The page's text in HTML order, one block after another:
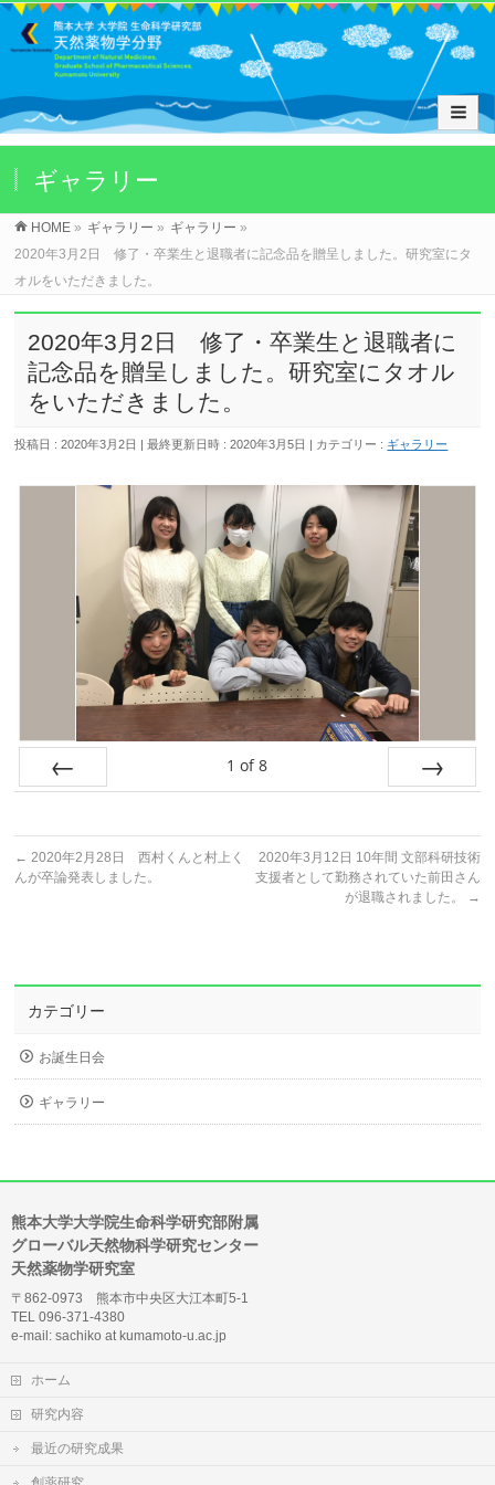
ギャラリー
HOME » ギャラリー » ギャラリー »
2020年3月2日 修了・卒業生と退職者に記念品を贈呈しました。研究室にタ
オルをいただきました。
2020年3月2日 修了・卒業生と退職者に
記念品を贈呈しました。研究室にタオル
をいただきました。
投稿日 : 2020年3月2日 最終更新日時 : 2020年3月5日 カテゴリー : ギャラリー
1 of 8
← 2020年2月28日 西村くんと村上く
んが卒論発表しました。
2020年3月12日 10年間 文部科研技術
支援者として勤務されていた前田さん
が退職されました。
→
カテゴリー
お誕生日会
ギャラリー
熊本大学大学院生命科学研究部附属
グローバル天然物科学研究センター
天然薬物学研究室
〒862-0973 熊本市中央区大江本町5-1
TEL 096-371-4380
e-mail: sachiko at kumamoto-u.ac.jp
ホーム
研究内容
最近の研究成果